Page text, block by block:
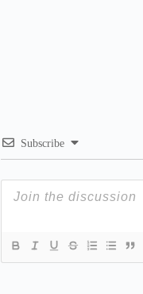
Subscribe